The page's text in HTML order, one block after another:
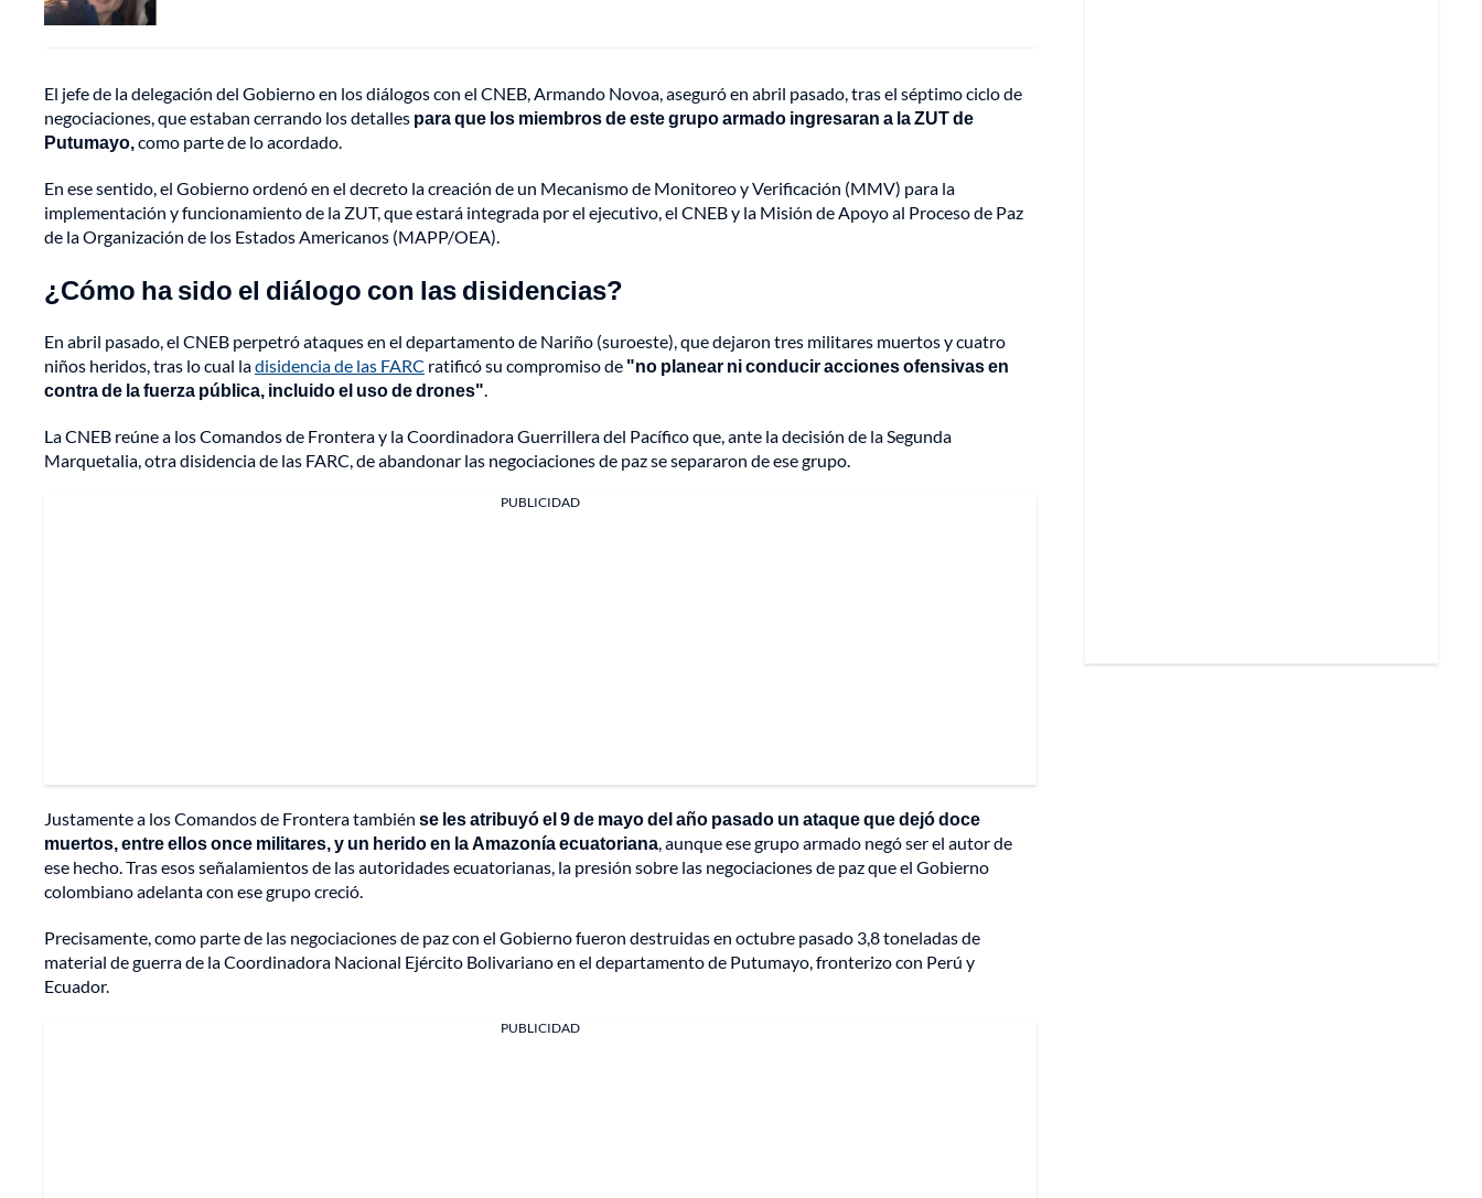
El jefe de la delegación del Gobierno en los diálogos con el CNEB, Armando Novoa, aseguró en abril pasado, tras el séptimo ciclo de
negociaciones, que estaban cerrando los detalles para que los miembros de este grupo armado ingresaran a la ZUT de
Putumayo,como parte de lo acordado.
En ese sentido, el Gobierno ordenó en el decreto la creación de un Mecanismo de Monitoreo y Verificación (MMV) para la
implementación y funcionamiento de la ZUT, que estará integrada por el ejecutivo, el CNEB y la Misión de Apoyo al Proceso de Paz
de la Organización de los Estados Americanos (MAPP/OEA).
¿Cómo ha sido el diálogo con las disidencias?
En abril pasado, el CNEB perpetró ataques en el departamento de Nariño (suroeste), que dejaron tres militares muertos y cuatro
niños heridos, tras lo cual ladisidencia de las FARC ratificó su compromiso de "no planear ni conducir acciones ofensivas en
contra de la fuerza pública, incluido el uso de drones".
La CNEB reúne a los Comandos de Frontera y la Coordinadora Guerrillera del Pacífico que, ante la decisión de la Segunda
Marquetalia, otra disidencia de las FARC, de abandonar las negociaciones de paz se separaron de ese grupo.
PUBLICIDAD
Justamente a los Comandos de Frontera también se les atribuyó el 9 de mayo del año pasado un ataque que dejó doce
muertos, entre ellos once militares, y un herido en la Amazonía ecuatoriana, aunque ese grupo armado negó ser el autor de
ese hecho. Tras esos señalamientos de las autoridades ecuatorianas, la presión sobre las negociaciones de paz que el Gobierno
colombiano adelanta con ese grupo creció.
Precisamente, como parte de las negociaciones de paz con el Gobierno fueron destruidas en octubre pasado 3,8 toneladas de
material de guerra de la Coordinadora Nacional Ejército Bolivariano en el departamento de Putumayo, fronterizo con Perú y
Ecuador.
PUBLICIDAD